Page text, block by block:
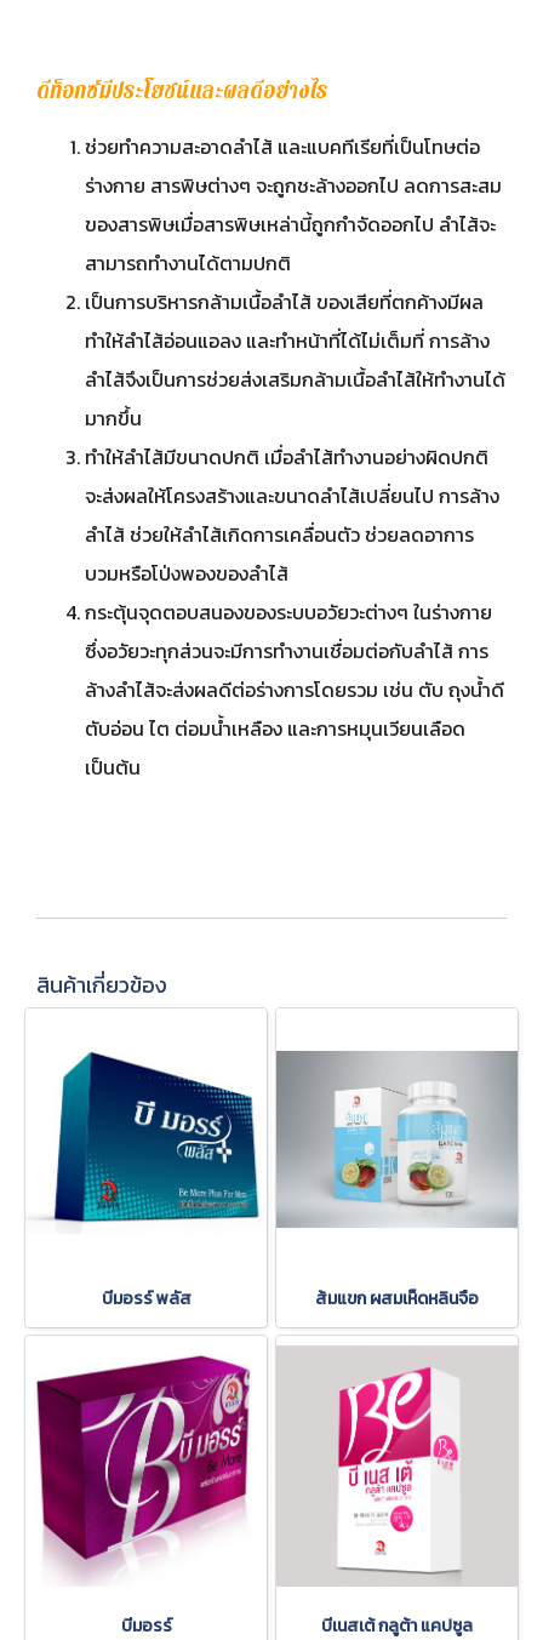
ดีท็อกซ์มีประโยชน์และผลดีอย่างไร
ช่วยทำความสะอาดลำไส้ และแบคทีเรียที่เป็นโทษต่อ
ร่างกาย สารพิษต่างๆ จะถูกชะล้างออกไป ลดการสะสม
ของสารพิษเมื่อสารพิษเหล่านี้ถูกกำจัดออกไป ลำไส้จะ
สามารถทำงานได้ตามปกติ
เป็นการบริหารกล้ามเนื้อลำไส้ ของเสียที่ตกค้างมีผล
ทำให้ลำไส้อ่อนแอลง และทำหน้าที่ได้ไม่เต็มที่ การล้าง
ลำไส้จึงเป็นการช่วยส่งเสริมกล้ามเนื้อลำไส้ให้ทำงานได้
มากขึ้น
ทำให้ลำไส้มีขนาดปกติ เมื่อลำไส้ทำงานอย่างผิดปกติ
จะส่งผลให้โครงสร้างและขนาดลำไส้เปลี่ยนไป การล้าง
ลำไส้ ช่วยให้ลำไส้เกิดการเคลื่อนตัว ช่วยลดอาการ
บวมหรือโป่งพองของลำไส้
กระตุ้นจุดตอบสนองของระบบอวัยวะต่างๆ ในร่างกาย
ซึ่งอวัยวะทุกส่วนจะมีการทำงานเชื่อมต่อกับลำไส้ การ
ล้างลำไส้จะส่งผลดีต่อร่างการโดยรวม เช่น ตับ ถุงน้ำดี
ตับอ่อน ไต ต่อมน้ำเหลือง และการหมุนเวียนเลือด
เป็นต้น
สินค้าเกี่ยวข้อง
บีมอรร์ พลัส ส้มแขก ผสมเห็ดหลินจือ
บีมอรร์ บีเนสเต้ กลูต้า แคปซูล